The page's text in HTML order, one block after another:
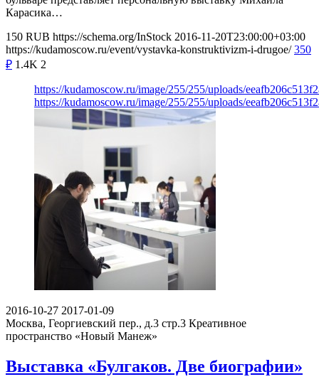
Карасика…
150 RUB https://schema.org/InStock 2016-11-20T23:00:00+03:00
https://kudamoscow.ru/event/vystavka-konstruktivizm-i-drugoe/ 350
₽ 1.4K 2
https://kudamoscow.ru/image/255/255/uploads/
https://kudamoscow.ru/image/255/255/uploads/
2016-10-27 2017-01-09
Москва, Георгиевский пер., д.3 стр.3 Креативное
пространство «Новый Манеж»
Выставка «Булгаков. Две биографии»